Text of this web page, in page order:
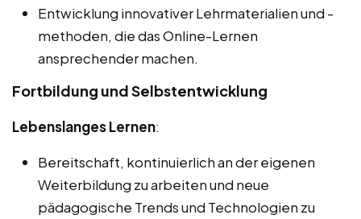
Entwicklung innovativer Lehrmaterialien und -
methoden, die das Online-Lernen
ansprechender machen.
Fortbildung und Selbstentwicklung
Lebenslanges Lernen:
Bereitschaft, kontinuierlich an der eigenen
Weiterbildung zu arbeiten und neue
pädagogische Trends und Technologien zu